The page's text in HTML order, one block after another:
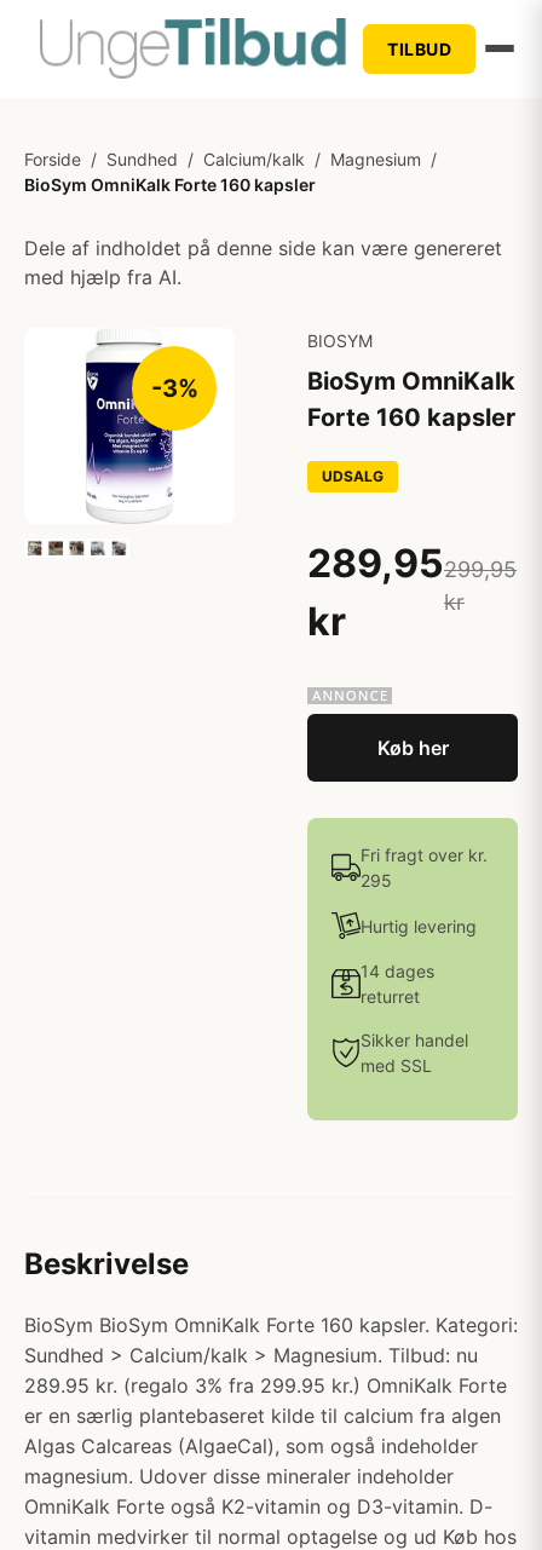
TILBUD
Forside / Sundhed / Calcium/kalk / Magnesium /
BioSym OmniKalk Forte 160 kapsler
Dele af indholdet på denne side kan være genereret
med hjælp fra AI.
-3%
BIOSYM
BioSym OmniKalk
Forte 160 kapsler
UDSALG
289,95
kr
299,95
kr
Køb her
Fri fragt over kr.
295
Hurtig levering
14 dages
returret
Sikker handel
med SSL
Beskrivelse
BioSym BioSym OmniKalk Forte 160 kapsler. Kategori:
Sundhed > Calcium/kalk > Magnesium. Tilbud: nu
289.95 kr. (regalo 3% fra 299.95 kr.) OmniKalk Forte
er en særlig plantebaseret kilde til calcium fra algen
Algas Calcareas (AlgaeCal), som også indeholder
magnesium. Udover disse mineraler indeholder
OmniKalk Forte også K2-vitamin og D3-vitamin. D-
vitamin medvirker til normal optagelse og ud Køb hos